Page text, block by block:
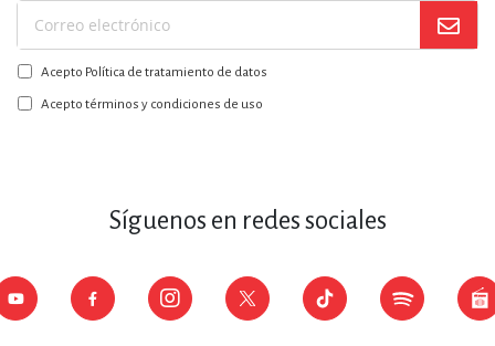
Suscríbase
a
nuestro
boletín:
Acepto Política de tratamiento de datos
Acepto términos y condiciones de uso
Síguenos en redes sociales